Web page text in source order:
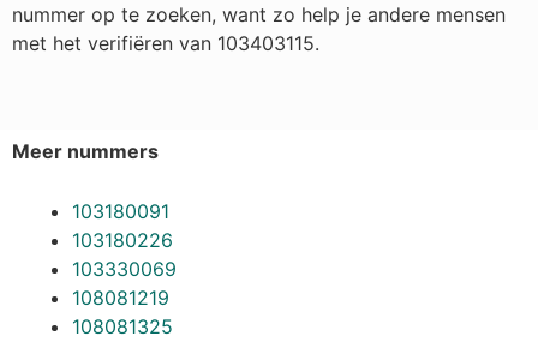
nummer op te zoeken, want zo help je andere mensen
met het verifiëren van 103403115.
Meer nummers
103180091
103180226
103330069
108081219
108081325